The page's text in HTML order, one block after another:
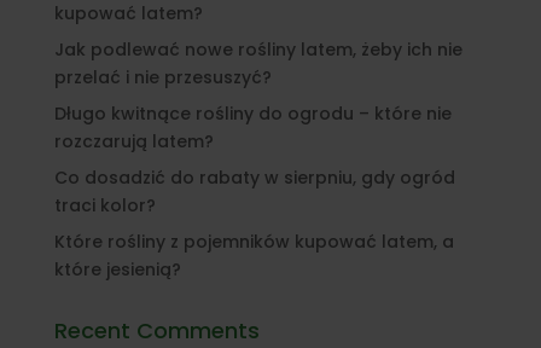
kupować latem?
Jak podlewać nowe rośliny latem, żeby ich nie
przelać i nie przesuszyć?
Długo kwitnące rośliny do ogrodu – które nie
rozczarują latem?
Co dosadzić do rabaty w sierpniu, gdy ogród
traci kolor?
Które rośliny z pojemników kupować latem, a
które jesienią?
Recent Comments